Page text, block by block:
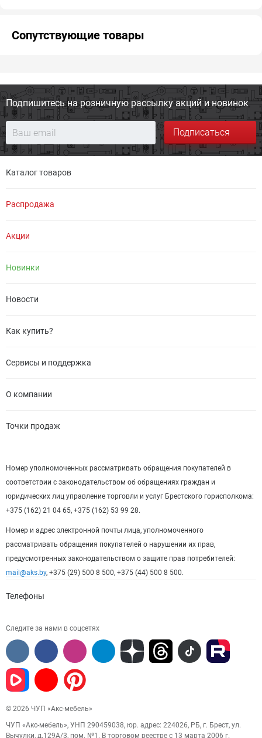
Сопутствующие товары
Подпишитесь на розничную рассылку акций и новинок
Подписаться
Каталог товаров
Распродажа
Акции
Новинки
Новости
Как купить?
Сервисы и поддержка
О компании
Точки продаж
Номер уполномоченных рассматривать обращения покупателей в
соответствии с законодательством об обращениях граждан и
юридических лиц управление торговли и услуг Брестского горисполкома:
+375 (162) 21 04 65, +375 (162) 53 99 28.
Номер и адрес электронной почты лица, уполномоченного
рассматривать обращения покупателей о нарушении их прав,
предусмотренных законодательством о защите прав потребителей:
mail@aks.by, +375 (29) 500 8 500, +375 (44) 500 8 500.
Телефоны
Следите за нами в соцсетях
© 2026 ЧУП «Акс-мебель»
ЧУП «Акс-мебель», УНП 290459038, юр. адрес: 224026, РБ, г. Брест, ул.
Вычулки, д.129А/3, пом. №1. В торговом реестре с 13 марта 2006 г.